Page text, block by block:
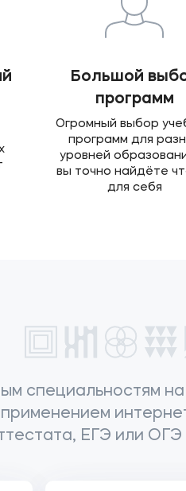
Большой
программ
Огромный выбор
программ для
уровней
вы точно найдёте
для себя
специальностям на
ЕГЭ или ОГЭ